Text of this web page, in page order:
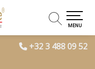
+32 3 488 09 52
MENU